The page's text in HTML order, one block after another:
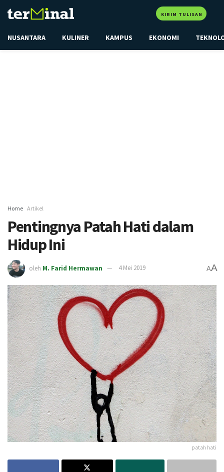
KIRIM TULISAN
NUSANTARA KULINER KAMPUS EKONOMI
Home Artikel
Pentingnya Patah Hati dalam
Hidup Ini
oleh M. Farid Hermawan 4 Mei 2019 AA
patah hati